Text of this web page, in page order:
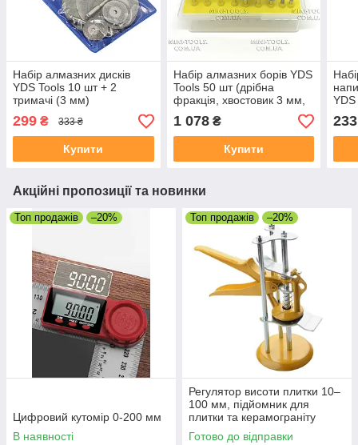
Набір алмазних дисків
YDS Tools 10 шт + 2
тримачі (3 мм)
299 ₴ 333 ₴
Купити
Набір алмазних борів YDS
Tools 50 шт (дрібна
фракція, хвостовик 3 мм,
для гравера)
1 078₴
Купити
233
Акційні пропозиції та новинки
Топ продажів –20%
Цифровий кутомір 0-200 мм
В наявності
Топ продажів –20%
Регулятор висоти плитки 10–
100 мм, підйомник для
плитки та керамограніту
Готово до відправки